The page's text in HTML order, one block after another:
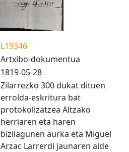
L19346
Artxibo-dokumentua
1819-05-28
Zilarrezko 300 dukat dituen
errolda-eskritura bat
protokolizatzea Altzako
herriaren eta haren
bizilagunen aurka eta Miguel
Arzac Larrerdi jaunaren alde